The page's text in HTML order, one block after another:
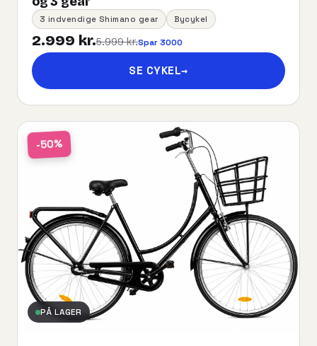
3 indvendige Shimano gear Bycykel
2.999 kr.5.999 kr.Spar 3000
SE CYKEL→
-50%
PÅ LAGER